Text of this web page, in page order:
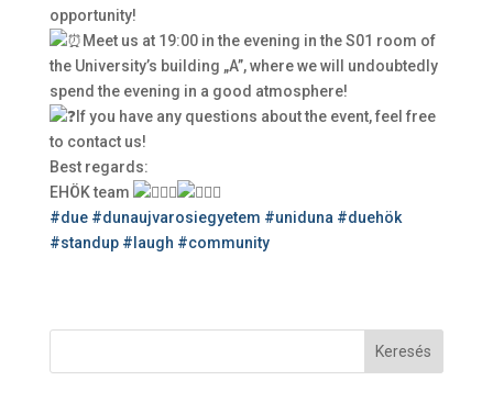
opportunity!
Meet us at 19:00 in the evening in the S01 room of
the University’s building „A”, where we will undoubtedly
spend the evening in a good atmosphere!
If you have any questions about the event, feel free
to contact us!
Best regards:
EHÖK team
#due #dunaujvarosiegyetem #uniduna #duehök
#standup #laugh #community